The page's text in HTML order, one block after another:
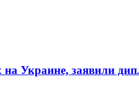
Украине, заявили